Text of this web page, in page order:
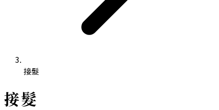
接髮
接髮